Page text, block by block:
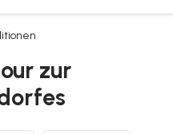
des dorfes
zur